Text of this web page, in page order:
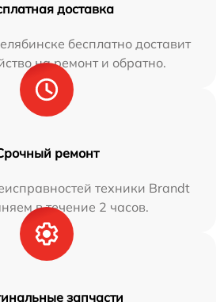
доставка
бесплатно доставит
на ремонт и обратно.
ремонт
техники Brandt
в течение 2 часов.
запчасти